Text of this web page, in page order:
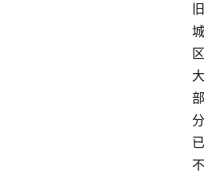
旧
城
区
大
部
分
已
不